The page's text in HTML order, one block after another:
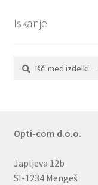
Iskanje
Išči:
Iskanje
Opti-com d.o.o.
Japljeva 12b
SI-1234 Mengeš